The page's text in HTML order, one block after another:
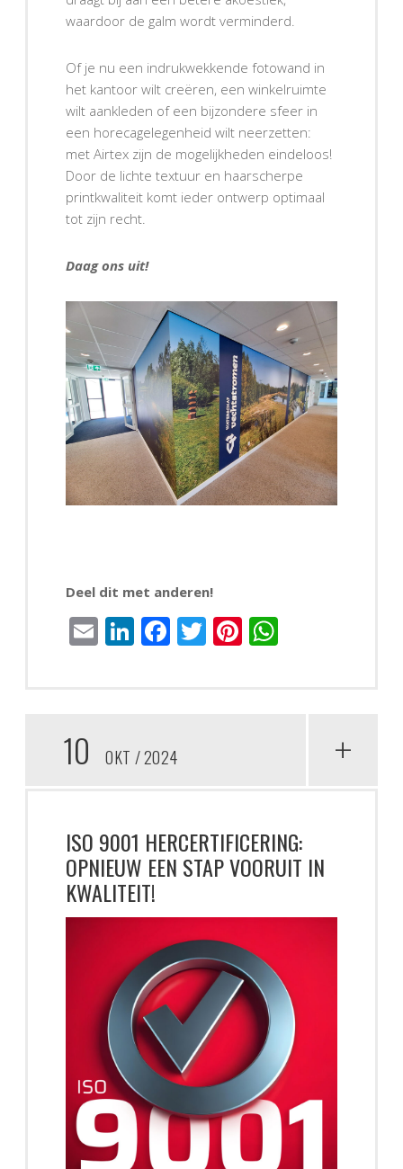
waardoor de galm wordt verminderd.
Of je nu een indrukwekkende fotowand in
het kantoor wilt creëren, een winkelruimte
wilt aankleden of een bijzondere sfeer in
een horecagelegenheid wilt neerzetten:
met Airtex zijn de mogelijkheden eindeloos!
Door de lichte textuur en haarscherpe
printkwaliteit komt ieder ontwerp optimaal
tot zijn recht.
Daag ons uit!
Deel dit met anderen!
EmailLinkedIn
Facebook
TwitterPinterest
10 OKT 2024 +
ISO 9001 HERCERTIFICERING:
OPNIEUW EEN STAP VOORUIT IN
KWALITEIT!